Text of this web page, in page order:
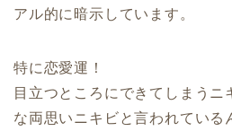
アル的に暗示しています。
特に恋愛運！
目立つところにできてしまうニ
な両思いニキビと言われている